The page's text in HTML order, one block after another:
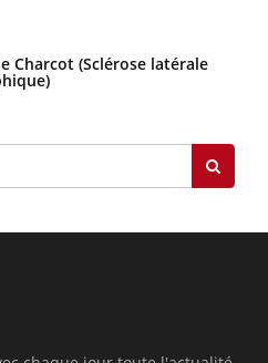
Charcot (Sclérose latérale